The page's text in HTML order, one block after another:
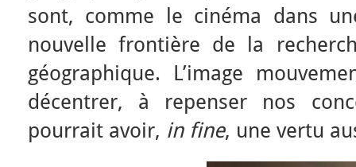
sont, comme le cinéma dans
nouvelle frontière de la
géographique. L’image
décentrer, à repenser nos
pourrait avoir, in fine, une vertu